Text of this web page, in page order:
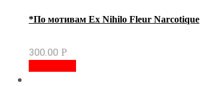
*По мотивам Ex Nihilo Fleur Narcotique
300.00 Р